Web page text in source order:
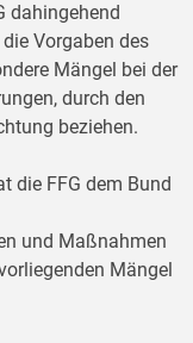
dahingehend
Vorgaben des
Mängel bei der
durch den
beziehen.
die FFG dem Bund
und Maßnahmen
Mängel